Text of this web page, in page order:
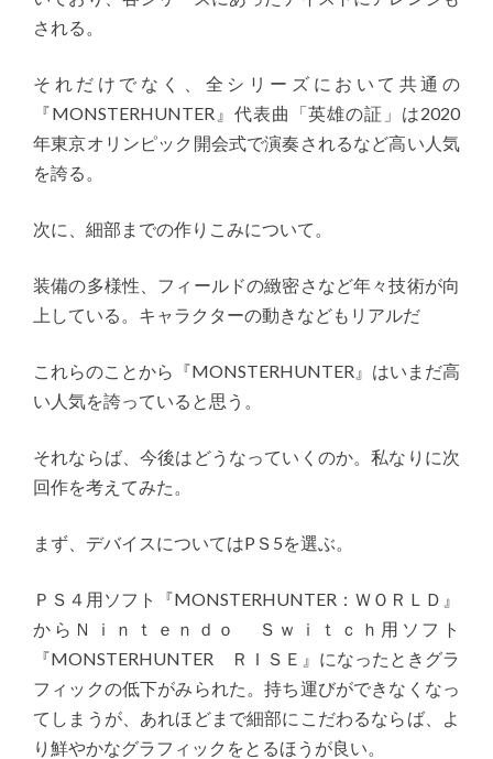
される。
それだけでなく、全シリーズにおいて共通の
『MONSTERHUNTER』代表曲「英雄の証」は2020
年東京オリンピック開会式で演奏されるなど高い人気
を誇る。
次に、細部までの作りこみについて。
装備の多様性、フィールドの緻密さなど年々技術が向
上している。キャラクターの動きなどもリアルだ
これらのことから『MONSTERHUNTER』はいまだ高
い人気を誇っていると思う。
それならば、今後はどうなっていくのか。私なりに次
回作を考えてみた。
まず、デバイスについてはPＳ5を選ぶ。
ＰＳ４用ソフト『MONSTERHUNTER：ＷＯＲＬＤ』
からＮｉｎｔｅｎｄｏ Ｓｗｉｔｃｈ用ソフト
『MONSTERHUNTER ＲＩＳＥ』になったときグラ
フィックの低下がみられた。持ち運びができなくなっ
てしまうが、あれほどまで細部にこだわるならば、よ
り鮮やかなグラフィックをとるほうが良い。